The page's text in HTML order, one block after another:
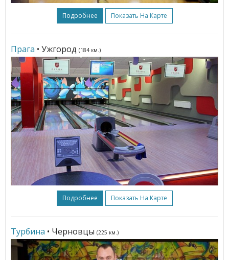
Подробнее Показать На Карте
Прага • Ужгород (184 км.)
Подробнее Показать На Карте
Турбина • Черновцы (225 км.)